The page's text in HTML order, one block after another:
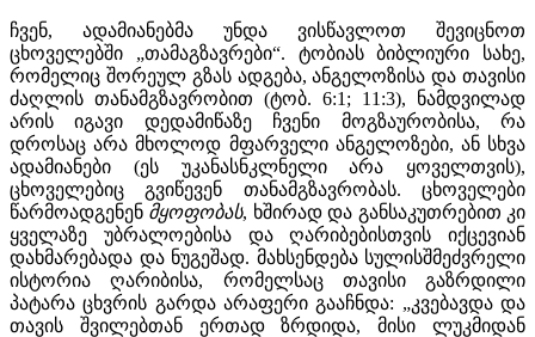
ჩვენ, ადამიანებმა უნდა ვისწავლოთ შევიცნოთ
ცხოველებში „თამაგზავრები“. ტობიას ბიბლიური სახე,
რომელიც შორეულ გზას ადგება, ანგელოზისა და თავისი
ძაღლის თანამგზავრობით (ტობ. 6:1; 11:3), ნამდვილად
არის იგავი დედამიწაზე ჩვენი მოგზაურობისა, რა
დროსაც არა მხოლოდ მფარველი ანგელოზები, ან სხვა
ადამიანები (ეს უკანასნკლნელი არა ყოველთვის),
ცხოველებიც გვიწევენ თანამგზავრობას. ცხოველები
წარმოადგენენ მყოფობას, ხშირად და განსაკუთრებით კი
ყველაზე უბრალოებისა და ღარიბებისთვის იქცევიან
დახმარებადა და ნუგეშად. მახსენდება სულისშმეძვრელი
ისტორია ღარიბისა, რომელსაც თავისი გაზრდილი
პატარა ცხვრის გარდა არაფერი გააჩნდა: „კვებავდა და
თავის შვილებთან ერთად ზრდიდა, მისი ლუკმიდან